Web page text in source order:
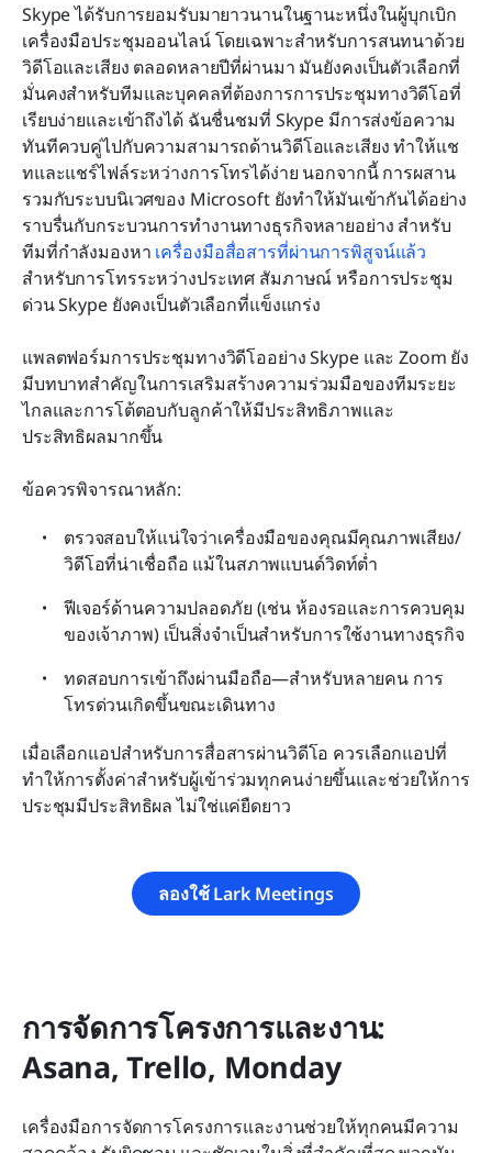
Skype ได้รับการยอมรับมายาวนานในฐานะหนึ่งในผู้บุกเบิก
เครื่องมือประชุมออนไลน์ โดยเฉพาะสำหรับการสนทนาด้วย
วิดีโอและเสียง ตลอดหลายปีที่ผ่านมา มันยังคงเป็นตัวเลือกที่
มั่นคงสำหรับทีมและบุคคลที่ต้องการการประชุมทางวิดีโอที่
เรียบง่ายและเข้าถึงได้ ฉันชื่นชมที่ Skype มีการส่งข้อความ
ทันทีควบคู่ไปกับความสามารถด้านวิดีโอและเสียง ทำให้แช
ทและแชร์ไฟล์ระหว่างการโทรได้ง่าย นอกจากนี้ การผสาน
รวมกับระบบนิเวศของ Microsoft ยังทำให้มันเข้ากันได้อย่าง
ราบรื่นกับกระบวนการทำงานทางธุรกิจหลายอย่าง สำหรับ
ทีมที่กำลังมองหา เครื่องมือสื่อสารที่ผ่านการพิสูจน์แล้ว
สำหรับการโทรระหว่างประเทศ สัมภาษณ์ หรือการประชุม
ด่วน Skype ยังคงเป็นตัวเลือกที่แข็งแกร่ง
แพลตฟอร์มการประชุมทางวิดีโออย่าง Skype และ Zoom ยัง
มีบทบาทสำคัญในการเสริมสร้างความร่วมมือของทีมระยะ
ไกลและการโต้ตอบกับลูกค้าให้มีประสิทธิภาพและ
ประสิทธิผลมากขึ้น
ข้อควรพิจารณาหลัก:
ตรวจสอบให้แน่ใจว่าเครื่องมือของคุณมีคุณภาพเสียง/
วิดีโอที่น่าเชื่อถือ แม้ในสภาพแบนด์วิดท์ต่ำ
ฟีเจอร์ด้านความปลอดภัย (เช่น ห้องรอและการควบคุม
ของเจ้าภาพ) เป็นสิ่งจำเป็นสำหรับการใช้งานทางธุรกิจ
ทดสอบการเข้าถึงผ่านมือถือ—สำหรับหลายคน การ
โทรด่วนเกิดขึ้นขณะเดินทาง
เมื่อเลือกแอปสำหรับการสื่อสารผ่านวิดีโอ ควรเลือกแอปที่
ทำให้การตั้งค่าสำหรับผู้เข้าร่วมทุกคนง่ายขึ้นและช่วยให้การ
ประชุมมีประสิทธิผล ไม่ใช่แค่ยืดยาว
ลองใช้ Lark Meetings
การจัดการโครงการและงาน:
Asana, Trello, Monday
เครื่องมือการจัดการโครงการและงานช่วยให้ทุกคนมีความ